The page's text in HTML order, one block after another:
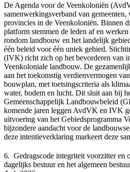
De Agenda voor de Veenkoloniën
samenwerkingsverband van gemeenten,
provincies in de Veenkoloniën. Binnen
platform stemmen de leden af en werken
rondom landbouw en het landelijk
één beleid voor één uniek gebied.
(IVK) richt zich op het bevorderen van
Veenkoloniale landbouw. De
aan het toekomstig verdienvermogen
bouwplan, met toetsingscriteria als
water, bodem en lucht. Dit sluit aan bij
Gemeenschappelijk Landbouwbeleid
komende jaren leggen AvdVK en IVK
uitvoering van het Gebiedsprogramma
bijzondere aandacht voor de
deze intentieverklaring markeert deze
6. Gedragscode integriteit voorzitter en
dagelijks bestuur en het algemeen